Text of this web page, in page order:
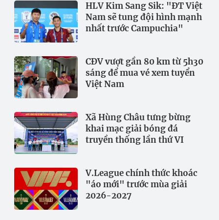
HLV Kim Sang Sik: "ĐT Việt
Nam sẽ tung đội hình mạnh
nhất trước Campuchia"
CĐV vượt gần 80 km từ 5h30
sáng để mua vé xem tuyển
Việt Nam
Xã Hùng Châu tưng bừng
khai mạc giải bóng đá
truyền thống lần thứ VI
V.League chính thức khoác
"áo mới" trước mùa giải
2026-2027